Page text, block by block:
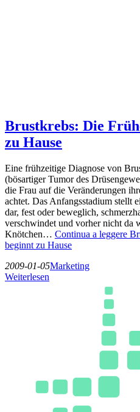
Brustkrebs: Die
zu Hause
Eine frühzeitige Diagnose von
(bösartiger Tumor des
die Frau auf die Veränderungen
achtet. Das Anfangsstadium stellt
dar, fest oder beweglich,
verschwindet und vorher nicht da
Knötchen… Continua a leggere
beginnt zu Hause
2009-01-05Marketing
Weiterlesen